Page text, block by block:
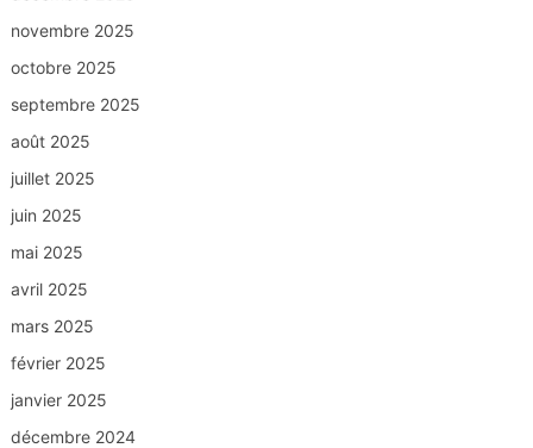
novembre 2025
octobre 2025
septembre 2025
août 2025
juillet 2025
juin 2025
mai 2025
avril 2025
mars 2025
février 2025
janvier 2025
décembre 2024